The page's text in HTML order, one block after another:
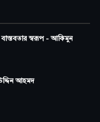
স্বরূপ - আকিমুন
আহমদ